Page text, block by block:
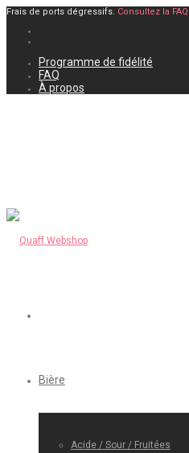
Frais de ports dégressifs. Consultez la FAQ
Programme de fidélité
FAQ
À propos
Bière
Acide / Sour / Fruitées